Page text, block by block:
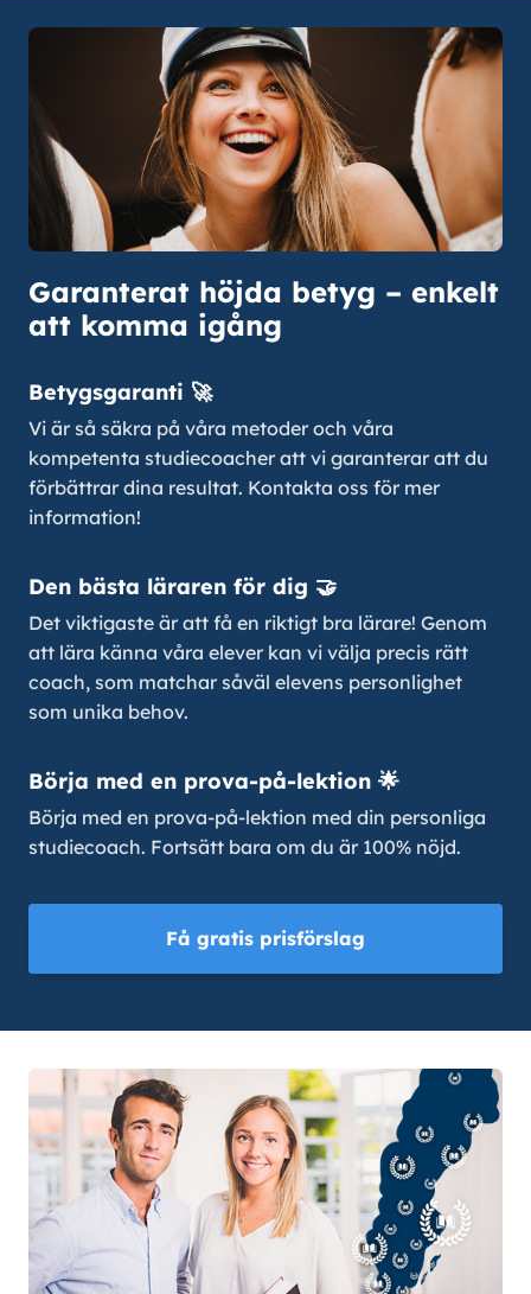
Garanterat höjda betyg – enkelt
att komma igång
Betygsgaranti 🚀
Vi är så säkra på våra metoder och våra
kompetenta studiecoacher att vi garanterar att du
förbättrar dina resultat. Kontakta oss för mer
information!
Den bästa läraren för dig 🤝
Det viktigaste är att få en riktigt bra lärare! Genom
att lära känna våra elever kan vi välja precis rätt
coach, som matchar såväl elevens personlighet
som unika behov.
Börja med en prova-på-lektion 🌟
Börja med en prova-på-lektion med din personliga
studiecoach. Fortsätt bara om du är 100% nöjd.
Få gratis prisförslag